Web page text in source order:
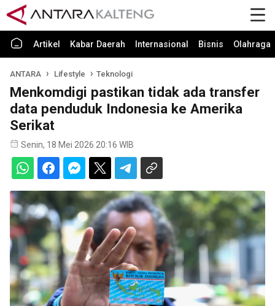
Artikel Kabar Daerah Internasional Bisnis Olahraga
ANTARA Lifestyle Teknologi
Menkomdigi pastikan tidak ada transfer
data penduduk Indonesia ke Amerika
Serikat
Senin, 18 Mei 2026 20:16 WIB